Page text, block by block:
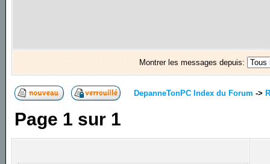
Montrer les messages depuis:
DepanneTonPC Index du Forum ->
Page 1 sur 1